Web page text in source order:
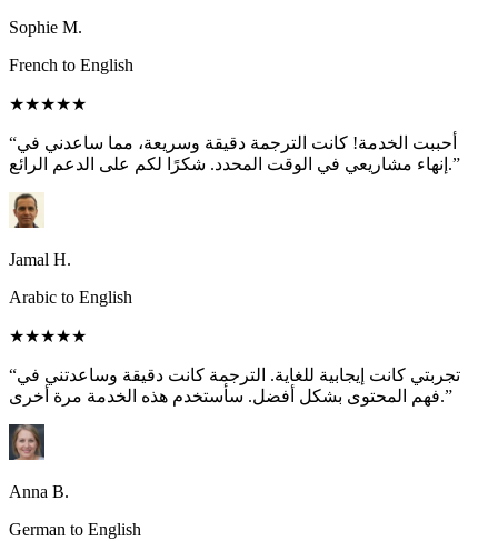
Sophie M.
French to English
★★★★★
“أحببت الخدمة! كانت الترجمة دقيقة وسريعة، مما ساعدني في
إنهاء مشاريعي في الوقت المحدد. شكرًا لكم على الدعم الرائع.”
Jamal H.
Arabic to English
★★★★★
“تجربتي كانت إيجابية للغاية. الترجمة كانت دقيقة وساعدتني في
فهم المحتوى بشكل أفضل. سأستخدم هذه الخدمة مرة أخرى.”
Anna B.
German to English